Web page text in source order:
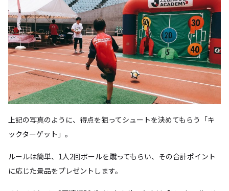
上記の写真のように、得点を狙ってシュートを決めてもらう「キ
ックターゲット」。
ルールは簡単、1人2回ボールを蹴ってもらい、その合計ポイント
に応じた景品をプレゼントします。